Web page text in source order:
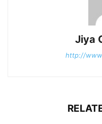
Jiya
http://